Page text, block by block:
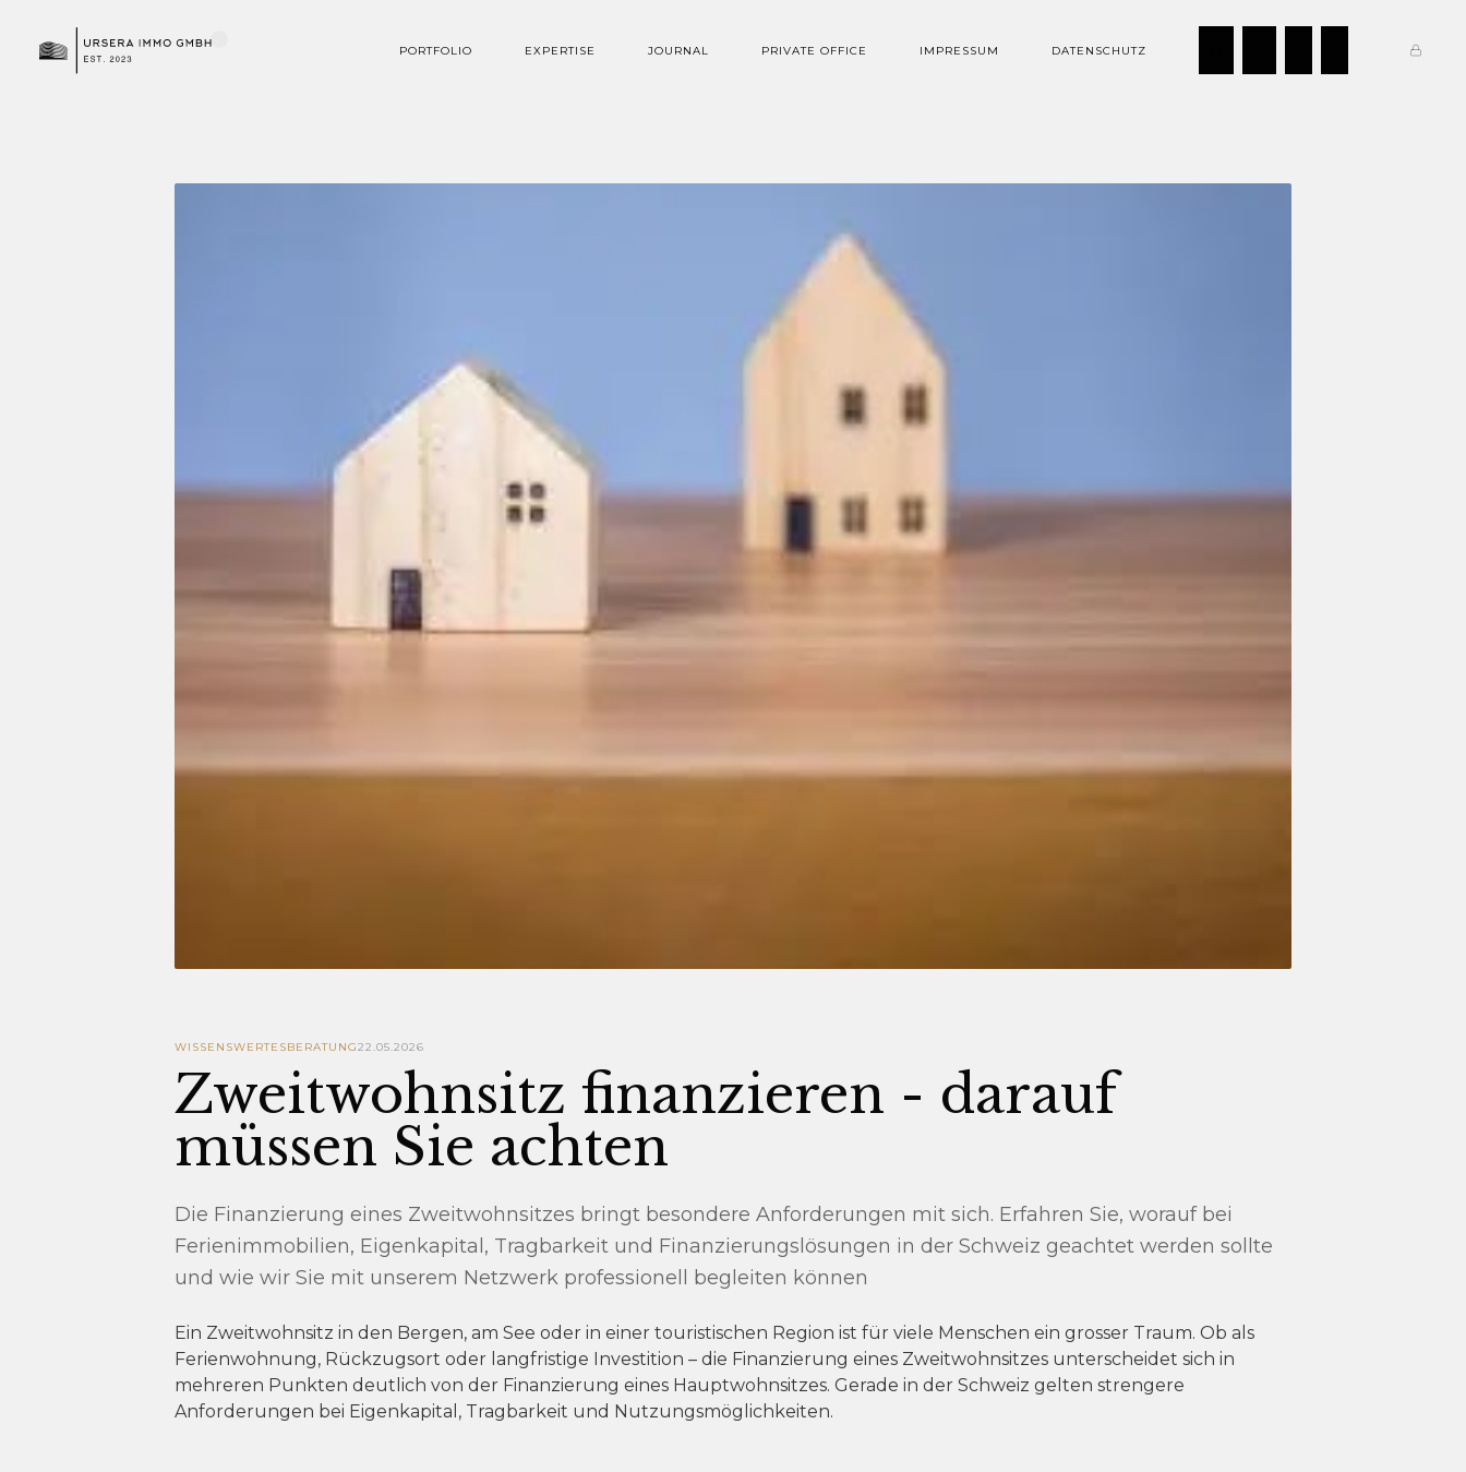
Demo Team AndermattPORTFOLIO EXPERTISE JOURNAL PRIVATE OFFICE IMPRESSUM DATENSCHUTZ
WISSENSWERTESBERATUNG22.05.2026
Zweitwohnsitz finanzieren - darauf
müssen Sie achten
Die Finanzierung eines Zweitwohnsitzes bringt besondere Anforderungen mit sich. Erfahren Sie, worauf bei
Ferienimmobilien, Eigenkapital, Tragbarkeit und Finanzierungslösungen in der Schweiz geachtet werden sollte
und wie wir Sie mit unserem Netzwerk professionell begleiten können
Ein Zweitwohnsitz in den Bergen, am See oder in einer touristischen Region ist für viele Menschen ein grosser Traum. Ob als
Ferienwohnung, Rückzugsort oder langfristige Investition – die Finanzierung eines Zweitwohnsitzes unterscheidet sich in
mehreren Punkten deutlich von der Finanzierung eines Hauptwohnsitzes. Gerade in der Schweiz gelten strengere
Anforderungen bei Eigenkapital, Tragbarkeit und Nutzungsmöglichkeiten.